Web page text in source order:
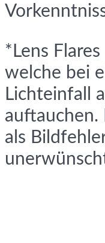
*Lens
welche bei
Lichteinfall
auftauchen.
als